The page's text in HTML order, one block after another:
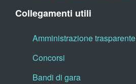
Collegamenti utili
Amministrazione trasparente
Concorsi
Bandi di gara